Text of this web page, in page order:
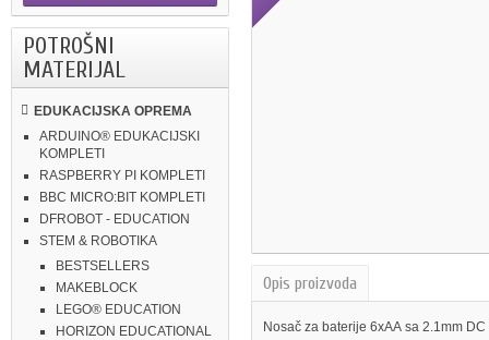
POTROŠNI
MATERIJAL
EDUKACIJSKA OPREMA
ARDUINO® EDUKACIJSKI
KOMPLETI
RASPBERRY PI KOMPLETI
BBC MICRO:BIT KOMPLETI
DFROBOT - EDUCATION
STEM & ROBOTIKA
BESTSELLERS
MAKEBLOCK
LEGO® EDUCATION
HORIZON EDUCATIONAL
Opis proizvoda
Nosač za baterije 6xAA sa 2.1mm